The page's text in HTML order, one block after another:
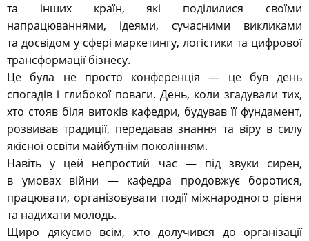
та інших країн, які поділилися своїми
напрацюваннями, ідеями, сучасними викликами
та досвідом у сфері маркетингу, логістики та цифрової
трансформації бізнесу.
Це була не просто конференція — це був день
спогадів і глибокої поваги. День, коли згадували тих,
хто стояв біля витоків кафедри, будував її фундамент,
розвивав традиції, передавав знання та віру в силу
якісної освіти майбутнім поколінням.
Навіть у цей непростий час — під звуки сирен,
в умовах війни — кафедра продовжує боротися,
працювати, організовувати події міжнародного рівня
та надихати молодь.
Щиро дякуємо всім, хто долучився до організації